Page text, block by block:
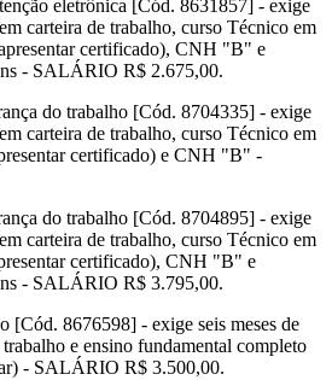
eletrônica [Cód. 8631857] - exige
carteira de trabalho, curso Técnico em
certificado), CNH "B" e
- SALÁRIO R$ 2.675,00.
do trabalho [Cód. 8704335] - exige
carteira de trabalho, curso Técnico em
certificado) e CNH "B" -
do trabalho [Cód. 8704895] - exige
carteira de trabalho, curso Técnico em
certificado), CNH "B" e
- SALÁRIO R$ 3.795,00.
[Cód. 8676598] - exige seis meses de
e ensino fundamental completo
- SALÁRIO R$ 3.500,00.